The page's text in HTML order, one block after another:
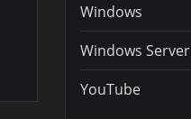
Windows
Windows Server
YouTube